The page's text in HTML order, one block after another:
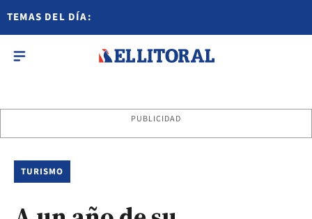
TEMAS DEL DÍA:
PUBLICIDAD
TURISMO